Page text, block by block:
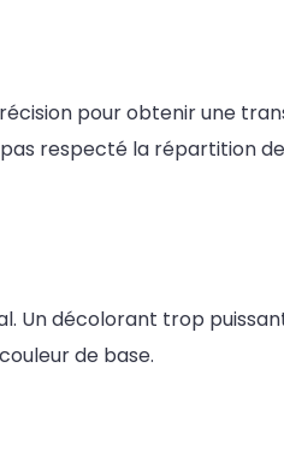
pour obtenir une
respecté la répartition
Un décolorant trop
de base.